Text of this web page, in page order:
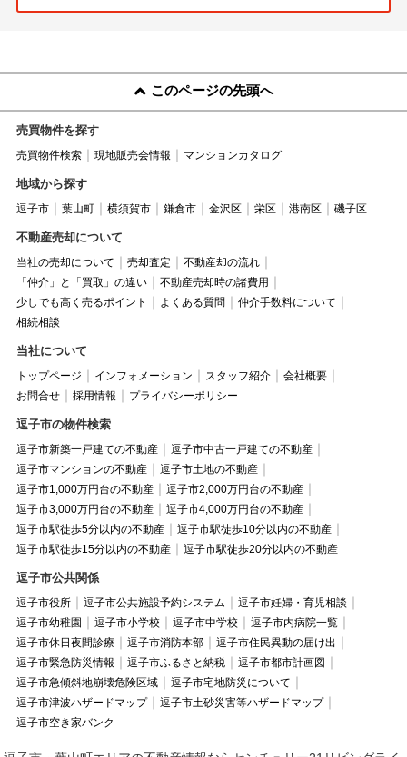
このページの先頭へ
売買物件を探す
売買物件検索 現地販売会情報 マンションカタログ
地域から探す
逗子市 葉山町 横須賀市 鎌倉市 金沢区 栄区 港南区 磯子区
不動産売却について
当社の売却について 売却査定
不動産却の流れ
「仲介」と「買取」の違い
不動産売却時の諸費用
少しでも高く売るポイント
よくある質問
仲介手数料について
相続相談
当社について
トップページ インフォメーション スタッフ紹介
会社概要
お問合せ
採用情報 プライバシーポリシー
逗子市の物件検索
逗子市新築一戸建ての不動産
逗子市中古一戸建ての不動産
逗子市マンションの不動産
逗子市土地の不動産
逗子市1,000万円台の不動産
逗子市2,000万円台の不動産
逗子市3,000万円台の不動産
逗子市4,000万円台の不動産
逗子市駅徒歩5分以内の不動産
逗子市駅徒歩10分以内の不動産
逗子市駅徒歩15分以内の不動産
逗子市駅徒歩20分以内の不動産
逗子市公共関係
逗子市役所 逗子市公共施設予約システム
逗子市妊婦・育児相談
逗子市幼稚園
逗子市小学校 逗子市中学校
逗子市内病院一覧
逗子市休日夜間診療
逗子市消防本部
逗子市住民異動の届け出
逗子市緊急防災情報
逗子市ふるさと納税
逗子市都市計画図
逗子市急傾斜地崩壊危険区域
逗子市宅地防災について
逗子市津波ハザードマップ
逗子市土砂災害等ハザードマップ
逗子市空き家バンク